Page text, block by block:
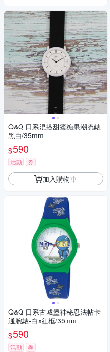
Q&Q 日系混搭甜蜜糖果潮流錶-
黑白/35mm
$590
活動 券
加入購物車
Q&Q 日系古城堡神秘忍法帖卡
通腕錶-白x紅框/35mm
$590
活動 券